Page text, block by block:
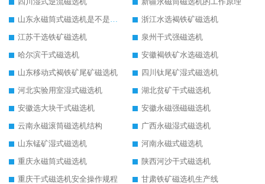
山东永磁筒式磁选机是不是强磁
浙江水选褐铁矿磁选机
江苏干选铁矿磁选机
泉州干式强磁选机
哈尔滨干式磁选机
安徽褐铁矿水选磁选机
山东移动式褐铁矿尾矿磁选机
四川钛尾矿湿式磁选机
河北实验用室湿式磁选机
湖北贫矿干式磁选机
安徽选大块干式磁选机
安徽永磁强磁磁选机
云南永磁滚筒磁选机结构
广西永磁湿式磁选机
山东锰矿湿式磁选机
河南永磁式磁选机
重庆永磁筒式磁选机
陕西河沙干式磁选机
重庆干式磁选机安全操作规程
甘肃铁矿磁选机生产线